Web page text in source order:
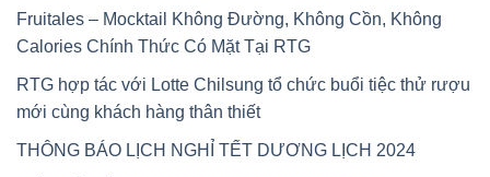
Fruitales – Mocktail Không Đường, Không Cồn, Không
Calories Chính Thức Có Mặt Tại RTG
RTG hợp tác với Lotte Chilsung tổ chức buổi tiệc thử rượu
mới cùng khách hàng thân thiết
THÔNG BÁO LỊCH NGHỈ TẾT DƯƠNG LỊCH 2024